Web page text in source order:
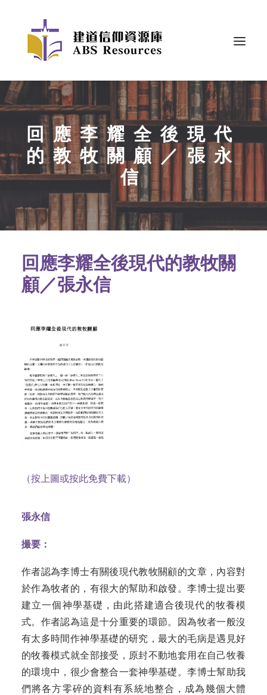
回應李耀全後現代
的教牧關顧／張永
信
回應李耀全後現代的教牧關
顧／張永信
（按上圖或按此免費下載）
張永信
撮要：
作者認為李博士有關後現代教牧關顧的文章，內容對
於作為牧者的，有很大的幫助和啟發。李博士提出要
建立一個神學基礎，由此搭建適合後現代的牧養模
式。作者認為這是十分重要的環節。因為牧者一般沒
有太多時間作神學基礎的研究，最大的毛病是遇見好
的牧養模式就全部接受，原封不動地套用在自己牧養
的環境中，很少會整合一套神學基礎。李博士幫助我
們將各方零碎的資料有系統地整合，成為幾個大體